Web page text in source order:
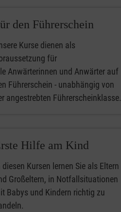
den Führerschein
Kurse dienen als
für
Anwärterinnen und Anwärter auf
Führerschein - unabhängig von
angestrebten Führerscheinklasse.
Hilfe am Kind
diesen Kursen lernen Sie als Eltern
Großeltern, in Notfallsituationen
Babys und Kindern richtig zu